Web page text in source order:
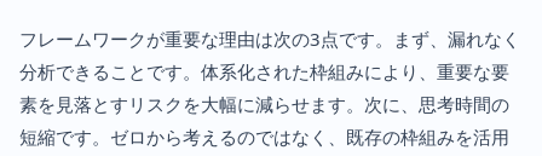
フレームワークが重要な理由は次の3点です。まず、漏れなく
分析できることです。体系化された枠組みにより、重要な要
素を見落とすリスクを大幅に減らせます。次に、思考時間の
短縮です。ゼロから考えるのではなく、既存の枠組みを活用